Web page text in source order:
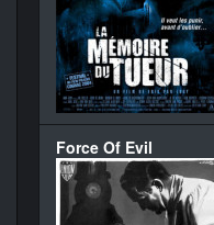
Force Of Evil